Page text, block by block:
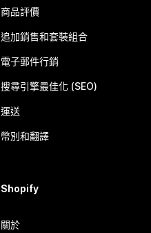
商品評價
追加銷售和套裝組合
電子郵件行銷
搜尋引擎最佳化 (SEO)
運送
幣別和翻譯
Shopify
關於